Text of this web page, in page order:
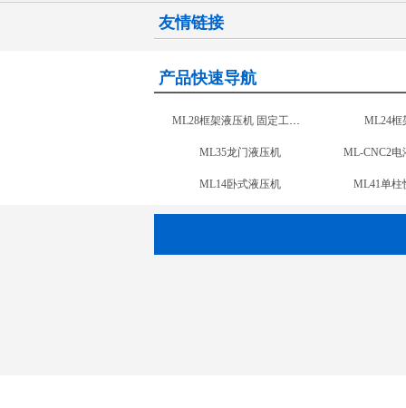
友情链接
产品快速导航
地毯切割机 ML35龙
ML41单柱液压机 ML14卧